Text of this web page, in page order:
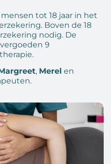
tot 18 jaar in het
Boven de 18
nodig. De
9
, Merel en